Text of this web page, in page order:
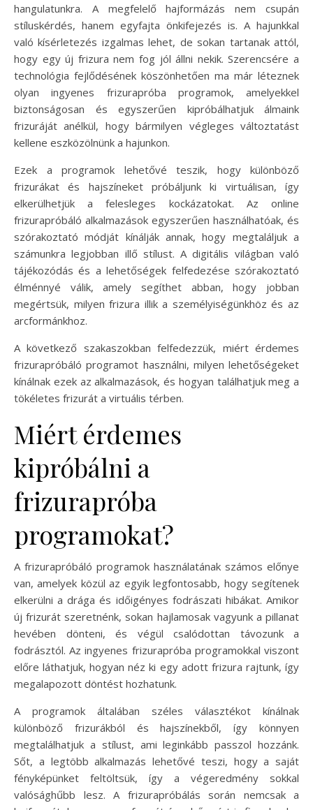
hangulatunkra. A megfelelő hajformázás nem csupán
stíluskérdés, hanem egyfajta önkifejezés is. A hajunkkal
való kísérletezés izgalmas lehet, de sokan tartanak attól,
hogy egy új frizura nem fog jól állni nekik. Szerencsére a
technológia fejlődésének köszönhetően ma már léteznek
olyan ingyenes frizurapróba programok, amelyekkel
biztonságosan és egyszerűen kipróbálhatjuk álmaink
frizuráját anélkül, hogy bármilyen végleges változtatást
kellene eszközölnünk a hajunkon.
Ezek a programok lehetővé teszik, hogy különböző
frizurákat és hajszíneket próbáljunk ki virtuálisan, így
elkerülhetjük a felesleges kockázatokat. Az online
frizurapróbáló alkalmazások egyszerűen használhatóak, és
szórakoztató módját kínálják annak, hogy megtaláljuk a
számunkra legjobban illő stílust. A digitális világban való
tájékozódás és a lehetőségek felfedezése szórakoztató
élménnyé válik, amely segíthet abban, hogy jobban
megértsük, milyen frizura illik a személyiségünkhöz és az
arcformánkhoz.
A következő szakaszokban felfedezzük, miért érdemes
frizurapróbáló programot használni, milyen lehetőségeket
kínálnak ezek az alkalmazások, és hogyan találhatjuk meg a
tökéletes frizurát a virtuális térben.
Miért érdemes
kipróbálni a
frizurapróba
programokat?
A frizurapróbáló programok használatának számos előnye
van, amelyek közül az egyik legfontosabb, hogy segítenek
elkerülni a drága és időigényes fodrászati hibákat. Amikor
új frizurát szeretnénk, sokan hajlamosak vagyunk a pillanat
hevében dönteni, és végül csalódottan távozunk a
fodrásztól. Az ingyenes frizurapróba programokkal viszont
előre láthatjuk, hogyan néz ki egy adott frizura rajtunk, így
megalapozott döntést hozhatunk.
A programok általában széles választékot kínálnak
különböző frizurákból és hajszínekből, így könnyen
megtalálhatjuk a stílust, ami leginkább passzol hozzánk.
Sőt, a legtöbb alkalmazás lehetővé teszi, hogy a saját
fényképünket feltöltsük, így a végeredmény sokkal
valósághűbb lesz. A frizurapróbálás során nemcsak a